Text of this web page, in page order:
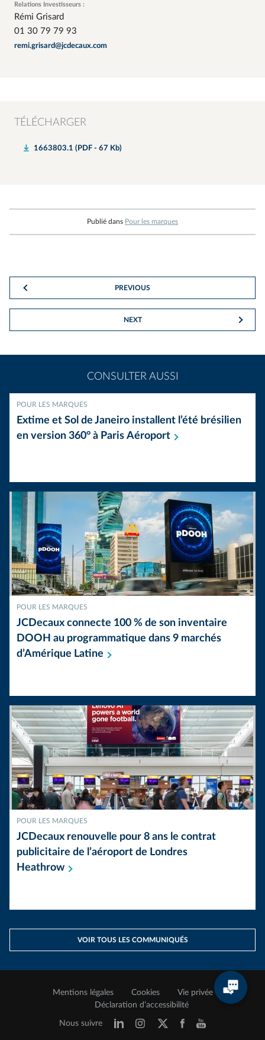
Relations Investisseurs :
Rémi Grisard
01 30 79 79 93
remi.grisard@jcdecaux.com
TÉLÉCHARGER
1663803.1 (PDF - 67 Kb)
Publié dans Pour les marques
PREVIOUS
NEXT
CONSULTER AUSSI
POUR LES MARQUES
Extime et Sol de Janeiro installent l’été brésilien
en version 360° à Paris Aéroport
POUR LES MARQUES
JCDecaux connecte 100 % de son inventaire
DOOH au programmatique dans 9 marchés
d’Amérique Latine
POUR LES MARQUES
JCDecaux renouvelle pour 8 ans le contrat
publicitaire de l’aéroport de Londres
Heathrow
VOIR TOUS LES COMMUNIQUÉS
Mentions légales Cookies
Vie privée
Déclaration d’accessibilité
Nous suivre